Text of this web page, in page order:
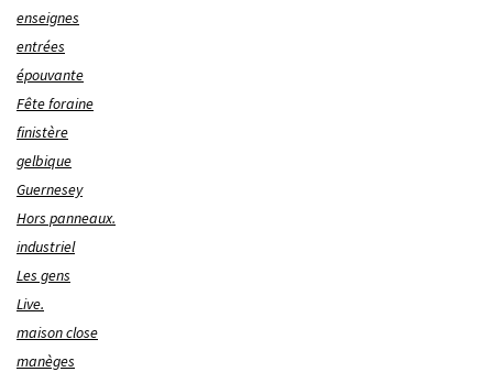
enseignes
entrées
épouvante
Fête foraine
finistère
gelbique
Guernesey
Hors panneaux.
industriel
Les gens
Live.
maison close
manèges